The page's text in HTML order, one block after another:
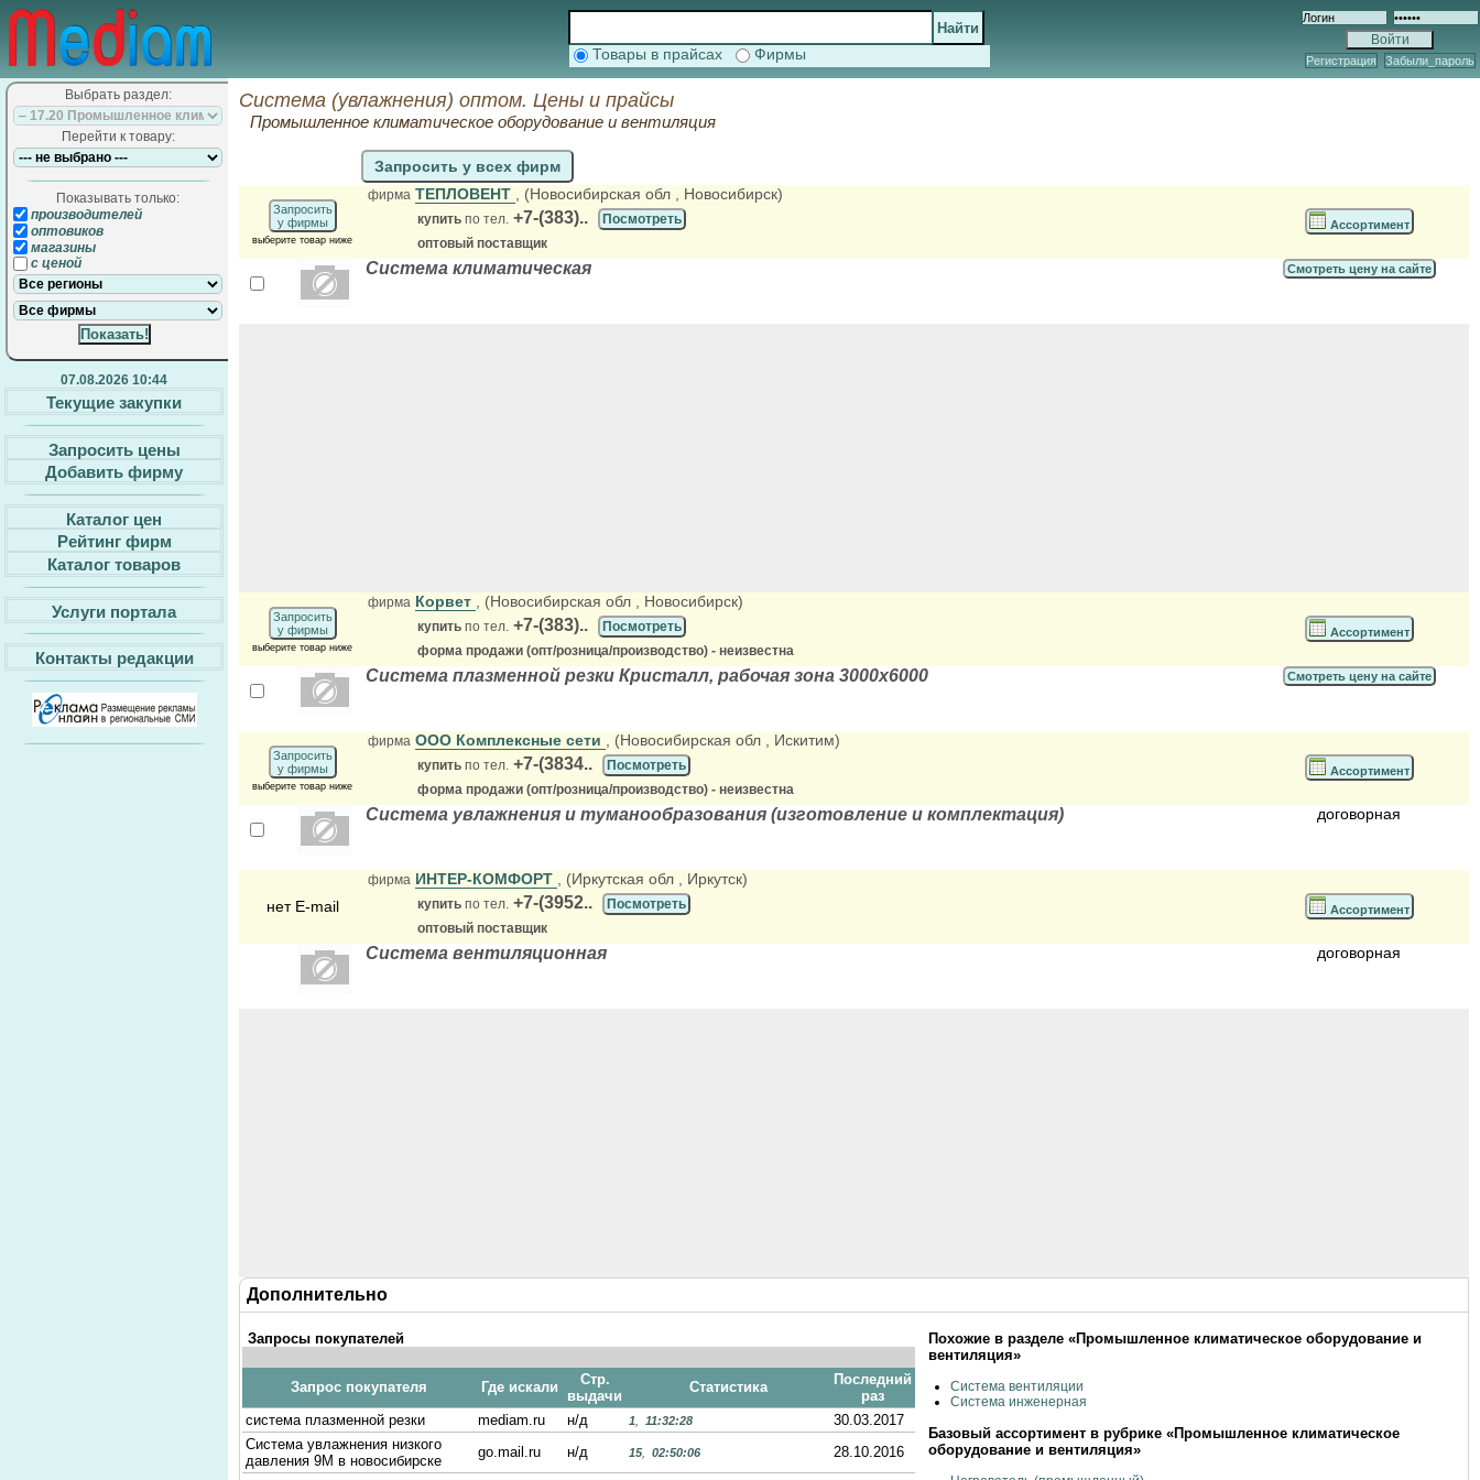
Товары в прайсах Фирмы Регистрация Забыли_пароль
Выбрать раздел:
Перейти к товару:
Показывать только:
производителей
оптовиков
магазины
с ценой
07.08.2026 10:44
Текущие закупки
Запросить цены
Добавить фирму
Каталог цен
Рейтинг фирм
Каталог товаров
Услуги портала
Контакты редакции
Система (увлажнения) оптом. Цены и прайсы
Промышленное климатическое оборудование и вентиляция
Запросить у всех фирм
Запросить
у фирмы
выберите товар ниже
фирма ТЕПЛОВЕНТ , (Новосибирская обл , Новосибирск)
купить по тел. +7-(383)..
Посмотреть
оптовый поставщик
Ассортимент
Система климатическая Смотреть цену на сайте
Запросить
у фирмы
выберите товар ниже
фирма Корвет , (Новосибирская обл , Новосибирск)
купить по тел. +7-(383)..
Посмотреть
форма продажи (опт/розница/производство) - неизвестна
Ассортимент
Система плазменной резки Кристалл, рабочая зона 3000х6000 Смотреть цену на сайте
Запросить
у фирмы
выберите товар ниже
фирма ООО Комплексные сети , (Новосибирская обл , Искитим)
купить по тел. +7-(3834..
Посмотреть
форма продажи (опт/розница/производство) - неизвестна
Ассортимент
Система увлажнения и туманообразования (изготовление и комплектация) договорная
нет E-mail
фирма ИНТЕР-КОМФОРТ , (Иркутская обл , Иркутск)
купить по тел. +7-(3952..
Посмотреть
оптовый поставщик
Ассортимент
Система вентиляционная договорная
Дополнительно
Запросы покупателей
Запрос покупателя Где искали
Стр.
выдачи
Статистика
Последний
раз
система плазменной резки
mediam.ru н/д 1 11:32:28
30.03.2017
Система увлажнения низкого
давления 9М в новосибирске
go.mail.ru н/д 15, 02:50:06
28.10.2016
Похожие в разделе «Промышленное климатическое оборудование и
вентиляция»
Система вентиляции
Система инженерная
Базовый ассортимент в рубрике «Промышленное климатическое
оборудование и вентиляция»